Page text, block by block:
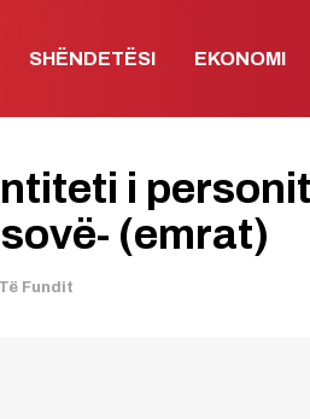
SHËNDETËSI EKONOMI
i
(emrat)
Të Fundit